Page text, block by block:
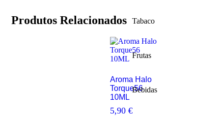
Tabaco
Frutas
Bebidas
Produtos Relacionados
Aroma Halo
Torque56
10ML
5,90 €